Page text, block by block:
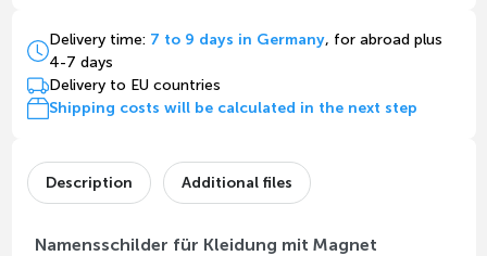
Delivery time: 7 to 9 days in Germany, for abroad plus
4-7 days
Delivery to EU countries
Shipping costs will be calculated in the next step
Description Additional files
Namensschilder für Kleidung mit Magnet